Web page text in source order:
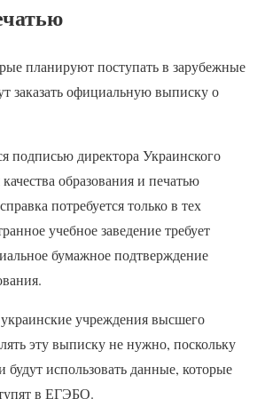
планируют поступать в зарубежные
заказать официальную выписку о
подписью директора Украинского
образования и печатью
потребуется только в тех
учебное заведение требует
бумажное подтверждение
учреждения высшего
эту выписку не нужно, поскольку
использовать данные, которые
в ЕГЭБО.